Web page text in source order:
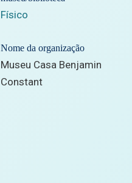
Físico
Nome da organização
Museu Casa Benjamin
Constant